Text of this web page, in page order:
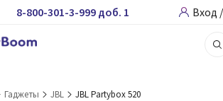
8-800-301-3-999 доб. 1 Вход
Гаджеты JBL JBL Partybox 520